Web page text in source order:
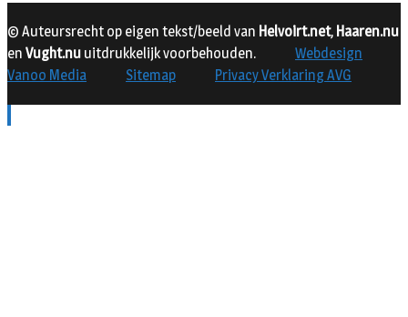
© Auteursrecht op eigen tekst/beeld van Helvoirt.net, Haaren.nu
en Vught.nu uitdrukkelijk voorbehouden.
Webdesign
Vanoo Media
Sitemap Privacy Verklaring AVG